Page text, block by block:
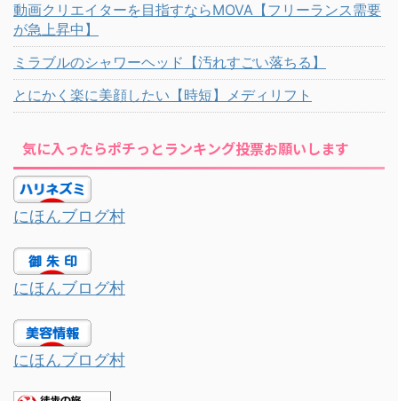
動画クリエイターを目指すならMOVA【フリーランス需要
が急上昇中】
ミラブルのシャワーヘッド【汚れすごい落ちる】
とにかく楽に美顔したい【時短】メディリフト
気に入ったらポチっとランキング投票お願いします
にほんブログ村
にほんブログ村
にほんブログ村